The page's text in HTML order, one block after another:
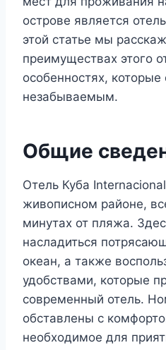
острове является
этой статье мы
преимуществах этого
особенностях,
незабываемым.
Общие
Отель Куба
живописном районе,
минутах от пляжа.
насладиться
океан, а также
удобствами, которые
современный отель.
обставлены с
необходимое для